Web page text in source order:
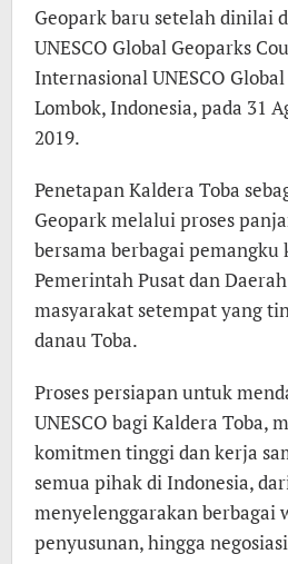
Geopark baru setelah dinilai
UNESCO Global Geoparks
Internasional UNESCO
Lombok, Indonesia, pada 31
2019.
Penetapan Kaldera Toba
Geopark melalui proses
bersama berbagai
Pemerintah Pusat dan
masyarakat setempat yang
danau Toba.
Proses persiapan untuk
UNESCO bagi Kaldera Toba,
komitmen tinggi dan kerja
semua pihak di Indonesia,
menyelenggarakan berbagai
penyusunan, hingga